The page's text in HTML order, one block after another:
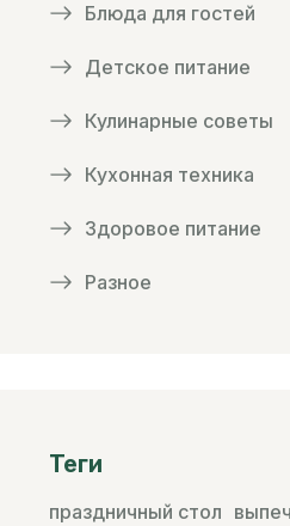
Блюда для гостей
Детское питание
Кулинарные советы
Кухонная техника
Здоровое питание
Разное
Теги
праздничный стол